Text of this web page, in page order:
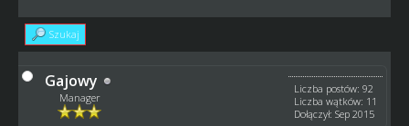
Szukaj
Gajowy
Manager
Liczba postów: 92
Liczba wątków: 11
Dołączył: Sep 2015